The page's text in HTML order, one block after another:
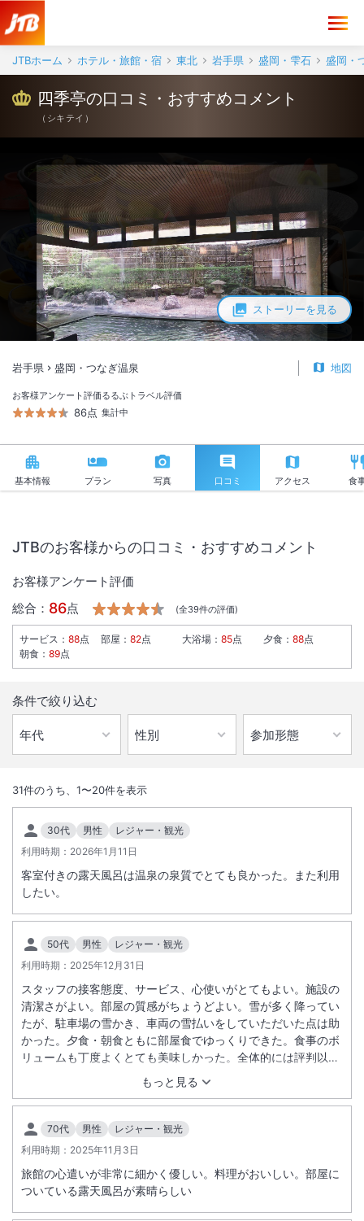
JTBホーム ホテル・旅館・宿 東北 岩手県 盛岡・雫石 盛岡・
ストーリーを見る
四季亭の口コミ・おすすめコメント
（ シキテイ ）
岩手県 盛岡・つなぎ温泉 地図
お客様アンケート評価
86点
るるぶトラベル評価
集計中
基本情報 プラン 写真 口コミ アクセス 食
温泉街の一番奥にあり、純和風の建物と静けさが旅の疲れをいやしま
す。地元の食材を生かした月替りの会席料理も自慢です。
IN チェックイン
15:00
温泉
サステナビリティへの取り組み
施設からのお知らせ
お食事場所は基本的には宴会場での会場食でお願いしておりますが、お
まかせいただきます。当日の状況によりましてお部屋食でご用意させて
いただく場合もございます。
冬期は路面が凍結するおそれがあります。
JTBのお客様からの口コミ・おすすめコメント
お客様アンケート評価
総合： 86点 (全39件の評価)
サービス ： 88点 部屋 ： 82点 大浴場 ： 85点 夕食 ： 88点
朝食 ： 89点
条件で絞り込む
31件のうち、 1〜20件を表示
30代 男性
レジャー・観光
利用時期： 2026年1月11日
客室付きの露天風呂は温泉の泉質でとても良かった。また利用
したい。
50代 男性
レジャー・観光
利用時期： 2025年12月31日
もっと見る
スタッフの接客態度、サービス、心使いがとてもよい。施設の
清潔さがよい。部屋の質感がちょうどよい。雪が多く降ってい
たが、駐車場の雪かき、車両の雪払いをしていただいた点は助
かった。夕食・朝食ともに部屋食でゆっくりできた。食事のボ
リュームも丁度よくとても美味しかった。全体的には評判以上
70代 男性
レジャー・観光
利用時期： 2025年11月3日
旅館の心遣いが非常に細かく優しい。料理がおいしい。部屋に
ついている露天風呂が素晴らしい